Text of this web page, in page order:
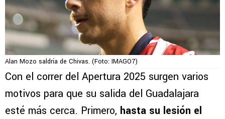
Alan Mozo saldría de Chivas. (Foto: IMAGO7)
Con el correr del Apertura 2025 surgen varios
motivos para que su salida del Guadalajara
esté más cerca. Primero, hasta su lesión el